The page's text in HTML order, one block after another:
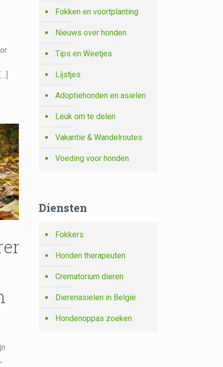
Fokken en voortplanting
Nieuws over honden
Tips en Weetjes
Lijstjes
Adoptiehonden en asielen
Leuk om te delen
Vakantie & Wandelroutes
Voeding voor honden
Diensten
Fokkers
Honden therapeuten
Crematorium dieren
Dierenasielen in België
Hondenoppas zoeken